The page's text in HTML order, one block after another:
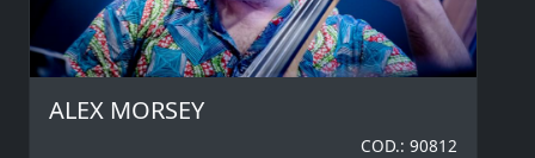
ALEX MORSEY
COD.: 90812